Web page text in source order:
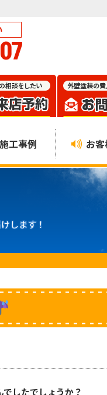
施工事例 お
します！
したでしょうか？